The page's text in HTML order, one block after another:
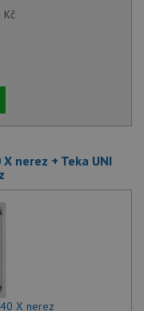
Kč
X nerez + Teka UNI
X nerez